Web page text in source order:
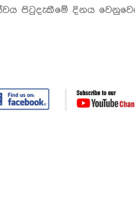
පිටුදැකීමේ දිනය